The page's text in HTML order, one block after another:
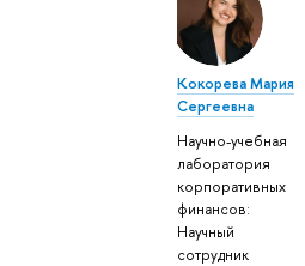
Кокорева Мария
Сергеевна
Научно-учебная
лаборатория
корпоративных
финансов:
Научный
сотрудник